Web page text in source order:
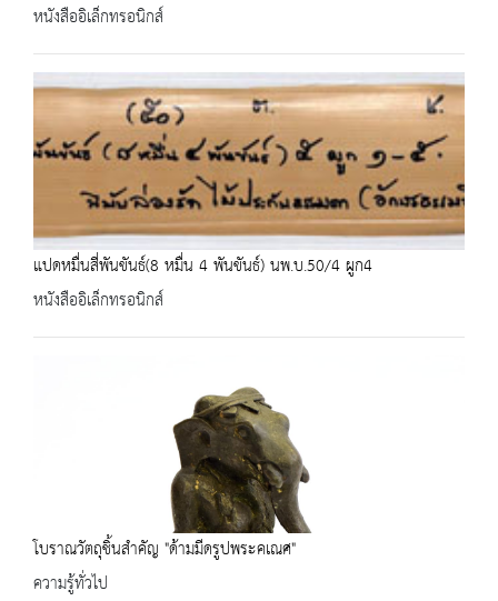
หนังสืออิเล็กทรอนิกส์
แปดหมื่นสี่พันขันธ์(8 หมื่น 4 พันขันธ์) นพ.บ.50/4 ผูก4
หนังสืออิเล็กทรอนิกส์
โบราณวัตถุชิ้นสำคัญ "ด้ามมีดรูปพระคเณศ"
ความรู้ทั่วไป